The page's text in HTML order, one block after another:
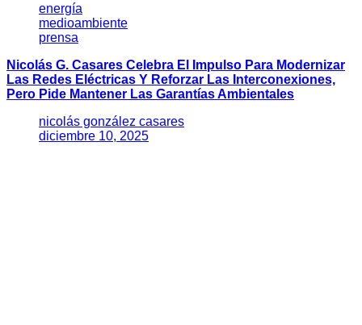
energía
medioambiente
prensa
Nicolás G. Casares Celebra El Impulso Para Modernizar
Las Redes Eléctricas Y Reforzar Las Interconexiones,
Pero Pide Mantener Las Garantías Ambientales
nicolás gonzález casares
diciembre 10, 2025